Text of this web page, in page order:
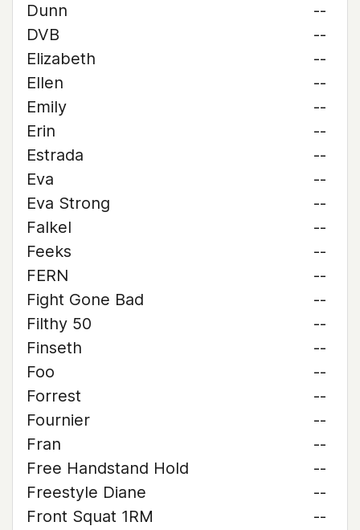
Dunn
--
DVB
--
Elizabeth
--
Ellen
--
Emily
--
Erin
--
Estrada
--
Eva
--
Eva Strong
--
Falkel
--
Feeks
--
FERN
--
Fight Gone Bad
--
Filthy 50
--
Finseth
--
Foo
--
Forrest
--
Fournier
--
Fran
--
Free Handstand Hold
--
Freestyle Diane
--
Front Squat 1RM
--